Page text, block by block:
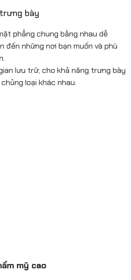
bày
phẳng chung bằng nhau dễ
đến những nơi bạn muốn và phù
lưu trữ, cho khả năng trưng bày
loại khác nhau.
mỹ cao